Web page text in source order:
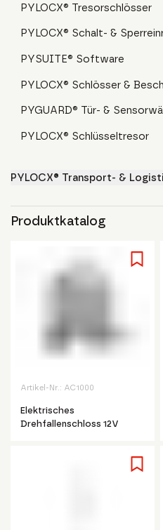
PYLOCX® Tresorschlösser
PYLOCX® Schalt- &
PYSUITE® Software
PYLOCX® Schlösser &
PYGUARD® Tür- &
PYLOCX® Schlüsseltresor
PYLOCX® Transport- &
Produktkatalog
Artikel-Nr.: AC1000
Elektrisches
Drehfallenschloss 12V